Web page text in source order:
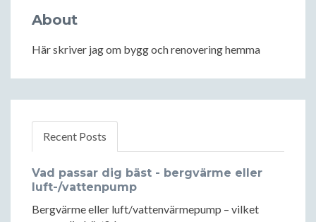
About
Här skriver jag om bygg och renovering hemma
Recent Posts
Vad passar dig bäst - bergvärme eller
luft-/vattenpump
Bergvärme eller luft/vattenvärmepump – vilket